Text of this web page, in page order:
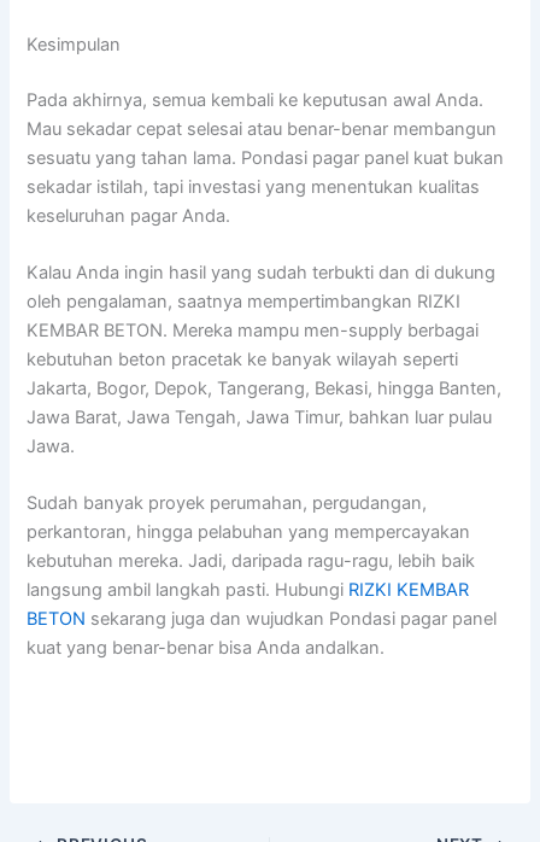
Kesimpulan
Pada akhirnya, semua kembali ke keputusan awal Anda.
Mau sekadar cepat selesai atau benar-benar membangun
sesuatu yang tahan lama. Pondasi pagar panel kuat bukan
sekadar istilah, tapi investasi yang menentukan kualitas
keseluruhan pagar Anda.
Kalau Anda ingin hasil yang sudah terbukti dan di dukung
oleh pengalaman, saatnya mempertimbangkan RIZKI
KEMBAR BETON. Mereka mampu men-supply berbagai
kebutuhan beton pracetak ke banyak wilayah seperti
Jakarta, Bogor, Depok, Tangerang, Bekasi, hingga Banten,
Jawa Barat, Jawa Tengah, Jawa Timur, bahkan luar pulau
Jawa.
Sudah banyak proyek perumahan, pergudangan,
perkantoran, hingga pelabuhan yang mempercayakan
kebutuhan mereka. Jadi, daripada ragu-ragu, lebih baik
langsung ambil langkah pasti. Hubungi RIZKI KEMBAR
BETON sekarang juga dan wujudkan Pondasi pagar panel
kuat yang benar-benar bisa Anda andalkan.